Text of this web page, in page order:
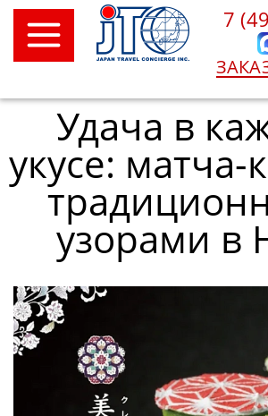
7
Удача в
укусе: матча-
узорами в